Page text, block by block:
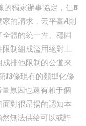
的獨家辦事協定，但B
的請求，云平臺A則
體的統一性、穩固
制組成濫用絕對上
排他限制的公道來
13條現有的類型化條
原因也還有賴于個
對很昂揚的認知本
無法供給可以或許